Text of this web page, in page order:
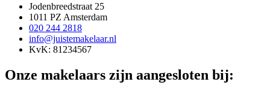
Jodenbreedstraat 25
1011 PZ Amsterdam
020 244 2818
info@juistemakelaar.nl
KvK: 81234567
Onze makelaars zijn aangesloten bij: